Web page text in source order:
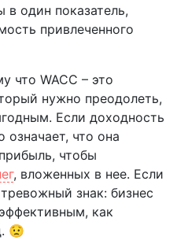
в один показатель,
привлеченного
что WACC – это
нужно преодолеть,
Если доходность
означает, что она
чтобы
, вложенных в нее. Если
знак: бизнес
как
😟